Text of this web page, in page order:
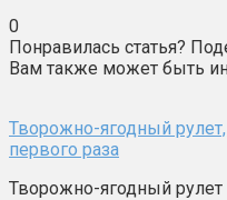
0
Понравилась статья?
Вам также может быть
Творожно-ягодный
первого раза
Творожно-ягодный рулет